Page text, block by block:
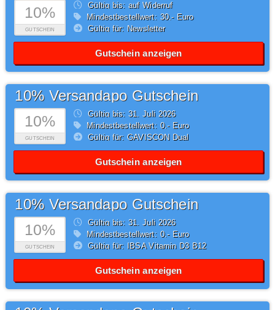
10%
GUTSCHEIN
Gültig bis: auf Widerruf
Mindestbestellwert: 30,- Euro
Gültig für: Newsletter
Gutschein anzeigen
10%
GUTSCHEIN
10% Versandapo Gutschein
Gültig bis: 31.Juli2026
Mindestbestellwert: 0,- Euro
Gültig für: GAVISCON Dual
Gutschein anzeigen
10%
GUTSCHEIN
10% Versandapo Gutschein
Gültig bis: 31.Juli2026
Mindestbestellwert: 0,- Euro
Gültig für: IBSA Vitamin D3 B12
Gutschein anzeigen